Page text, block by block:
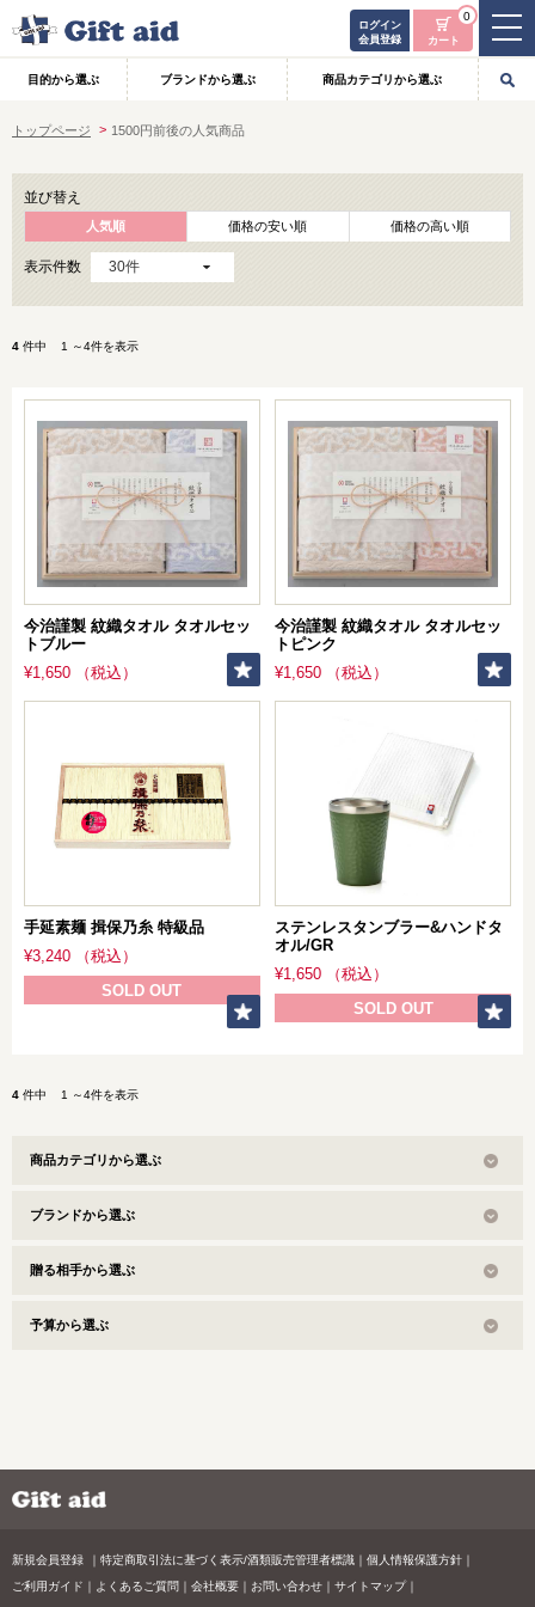
ログイン
会員登録
カート
0
目的から選ぶ ブランドから選ぶ 商品カテゴリから選ぶ
トップページ 1500円前後の人気商品
並び替え
人気順 価格の安い順 価格の高い順
表示件数
4 件中 1 ～4件を表示
今治謹製 紋織タオル タオルセッ
トブルー
¥1,650 （税込）
今治謹製 紋織タオル タオルセッ
トピンク
¥1,650 （税込）
手延素麺 揖保乃糸 特級品
¥3,240 （税込）
SOLD OUT
ステンレスタンブラー&ハンドタ
オル/GR
¥1,650 （税込）
SOLD OUT
4 件中 1 ～4件を表示
商品カテゴリから選ぶ
ブランドから選ぶ
贈る相手から選ぶ
予算から選ぶ
新規会員登録 特定商取引法に基づく表示/酒類販売管理者標識
個人情報保護方針
ご利用ガイド
よくあるご質問 会社概要 お問い合わせ サイトマップ